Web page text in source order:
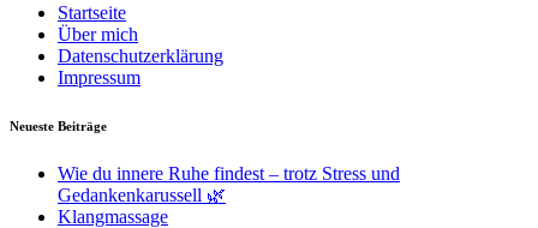
Startseite
Über mich
Datenschutzerklärung
Impressum
Neueste Beiträge
Wie du innere Ruhe findest – trotz Stress und
Gedankenkarussell 🌿
Klangmassage